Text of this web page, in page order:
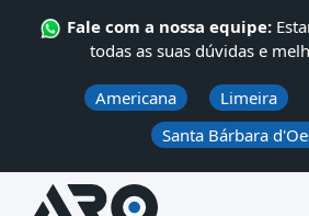
Fale com a nossa equipe:
todas as suas dúvidas e
Americana Limeira
Santa Bárbara
QUEM SOMOS
SERVIÇOS
CONTATO
NOTÍCIAS
ÁREA DO CLIENTE